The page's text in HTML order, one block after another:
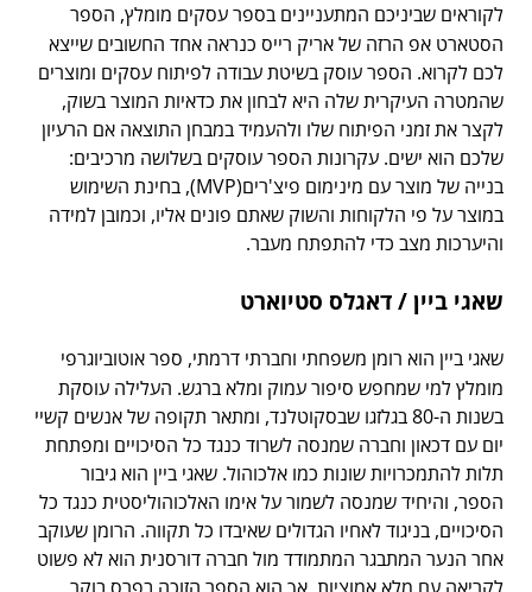
לקוראים שביניכם המתעניינים בספר עסקים מומלץ, הספר
הסטארט אפ הרזה של אריק רייס כנראה אחד החשובים שייצא
לכם לקרוא. הספר עוסק בשיטת עבודה לפיתוח עסקים ומוצרים
שהמטרה העיקרית שלה היא לבחון את כדאיות המוצר בשוק,
לקצר את זמני הפיתוח שלו ולהעמיד במבחן התוצאה אם הרעיון
שלכם הוא ישים. עקרונות הספר עוסקים בשלושה מרכיבים:
בנייה של מוצר עם מינימום פיצ'רים(MVP), בחינת השימוש
במוצר על פי הלקוחות והשוק שאתם פונים אליו, וכמובן למידה
והיערכות מצב כדי להתפתח מעבר.
שאגי ביין / דאגלס סטיוארט
שאגי ביין הוא רומן משפחתי וחברתי דרמתי, ספר אוטוביוגרפי
מומלץ למי שמחפש סיפור עמוק ומלא ברגש. העלילה עוסקת
בשנות ה-80 בגלזגו שבסקוטלנד, ומתאר תקופה של אנשים קשיי
יום עם דכאון וחברה שמנסה לשרוד כנגד כל הסיכויים ומפתחת
תלות להתמכרויות שונות כמו אלכוהול. שאגי ביין הוא גיבור
הספר, והיחיד שמנסה לשמור על אימו האלכוהוליסטית כנגד כל
הסיכויים, בניגוד לאחיו הגדולים שאיבדו כל תקווה. הרומן שעוקב
אחר הנער המתבגר המתמודד מול חברה דורסנית הוא לא פשוט